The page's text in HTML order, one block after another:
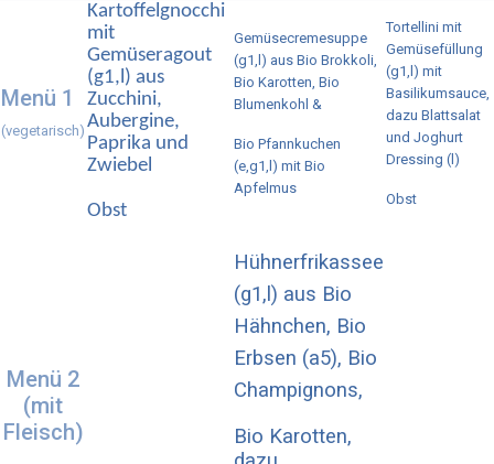
Menü 1
(vegetarisch)
Kartoffelgnocchi
mit
Gemüseragout
(g1,l) aus
Zucchini,
Aubergine,
Paprika und
Zwiebel
Obst
Gemüsecremesuppe
(g1,l) aus Bio Brokkoli,
Bio Karotten, Bio
Blumenkohl &
Bio Pfannkuchen
(e,g1,l) mit Bio
Apfelmus
Tortellini mit
Gemüsefüllung
(g1,l) mit
Basilikumsauce,
dazu Blattsalat
und Joghurt
Dressing (l)
Obst
Menü 2
(mit
Fleisch)
Hühnerfrikassee
(g1,l) aus Bio
Hähnchen, Bio
Erbsen (a5), Bio
Champignons,
Bio Karotten,